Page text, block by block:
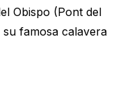
Obispo (Pont del
famosa calavera